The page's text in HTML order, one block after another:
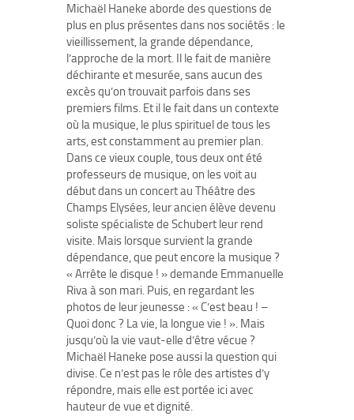
Michaël Haneke aborde des questions de
plus en plus présentes dans nos sociétés : le
vieillissement, la grande dépendance,
l’approche de la mort. Il le fait de manière
déchirante et mesurée, sans aucun des
excès qu’on trouvait parfois dans ses
premiers films. Et il le fait dans un contexte
où la musique, le plus spirituel de tous les
arts, est constamment au premier plan.
Dans ce vieux couple, tous deux ont été
professeurs de musique, on les voit au
début dans un concert au Théâtre des
Champs Elysées, leur ancien élève devenu
soliste spécialiste de Schubert leur rend
visite. Mais lorsque survient la grande
dépendance, que peut encore la musique ?
« Arrête le disque ! » demande Emmanuelle
Riva à son mari. Puis, en regardant les
photos de leur jeunesse : « C’est beau ! –
Quoi donc ? La vie, la longue vie ! ». Mais
jusqu’où la vie vaut-elle d’être vécue ?
Michaël Haneke pose aussi la question qui
divise. Ce n’est pas le rôle des artistes d’y
répondre, mais elle est portée ici avec
hauteur de vue et dignité.